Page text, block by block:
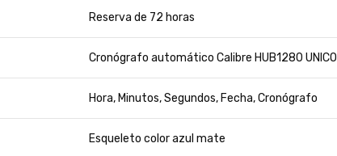
Reserva de 72 horas
Cronógrafo automático Calibre HUB1280 UNICO
Hora, Minutos, Segundos, Fecha, Cronógrafo
Esqueleto color azul mate